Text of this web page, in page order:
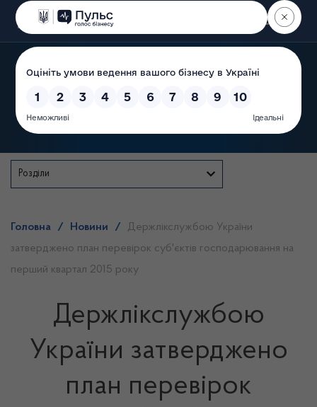
Пошук
Розділи
Головна / Новини /
Держлікслужбою України
затверджено план перевірок суб'єктів господарювання на
перший квартал 2015 року
Держлікслужбою
України затверджено
план перевірок